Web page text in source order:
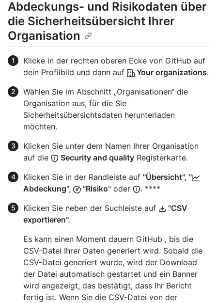
Abdeckungs- und Risikodaten über
die Sicherheitsübersicht Ihrer
Organisation
Klicke in der rechten oberen Ecke von GitHub auf
dein Profilbild und dann auf
Your organizations.
Wählen Sie im Abschnitt „Organisationen“ die
Organisation aus, für die Sie
Sicherheitsübersichtsdaten herunterladen
möchten.
Klicken Sie unter dem Namen Ihrer Organisation
auf die
Security and quality Registerkarte.
Klicken Sie in der Randleiste auf "Übersicht", "
Abdeckung", "Risiko" oder
. ****
Klicken Sie neben der Suchleiste auf
"CSV
exportieren".
Es kann einen Moment dauern GitHub , bis die
CSV-Datei Ihrer Daten generiert wird. Sobald die
CSV-Datei generiert wurde, wird der Download
der Datei automatisch gestartet und ein Banner
wird angezeigt, das bestätigt, dass Ihr Bericht
fertig ist. Wenn Sie die CSV-Datei von der